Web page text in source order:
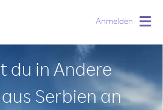
Anmelden
du in Andere
Serbien an